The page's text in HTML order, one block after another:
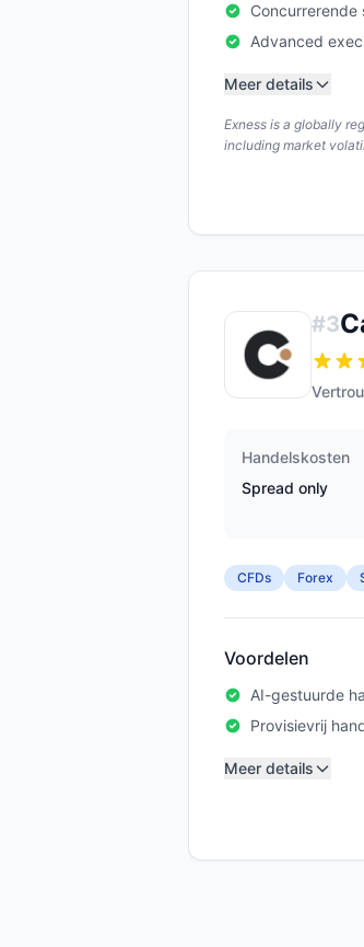
Concurrerende
Advanced
Meer details
Exness is a globally
including market
#3
Handelskosten
Spread only
CFDs Forex
Voordelen
AI-gestuurde
Provisievrij
Meer details